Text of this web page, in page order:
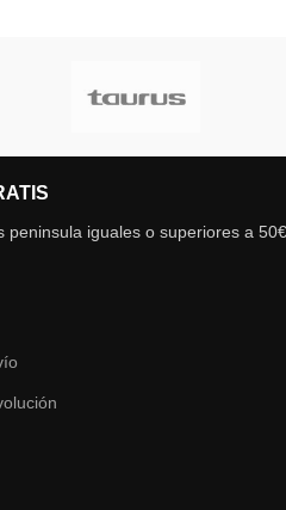
peninsula iguales o superiores a 50€.